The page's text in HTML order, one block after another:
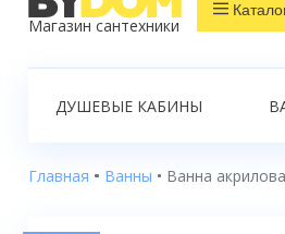
Магазин сантехники
Распродажа
Ванны
ДУШЕВЫЕ КАБИНЫ
Главная Ванны Ванна